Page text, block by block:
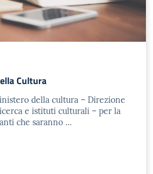
Cultura
della cultura – Direzione
e istituti culturali – per la
che saranno …